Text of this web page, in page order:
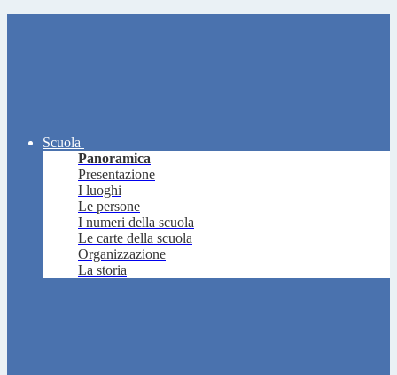
Scuola
Panoramica
Presentazione
I luoghi
Le persone
I numeri della scuola
Le carte della scuola
Organizzazione
La storia